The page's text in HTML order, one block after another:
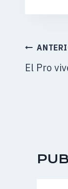
DE
El Pro